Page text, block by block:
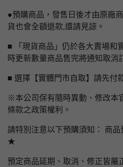
●預購商品，發售日後才由原廠
貨也會全額退款,還請見諒。
■ 「現貨商品」仍於各大賣場和
時更新數量商品售完將通知取消
■ 選擇【實體門市自取】請先付
※本公司保有隨時異動、修改本
條款之政策權利。
請特別注意以下預購須知： 商
★
預定商品延期、取消、修正皆屬